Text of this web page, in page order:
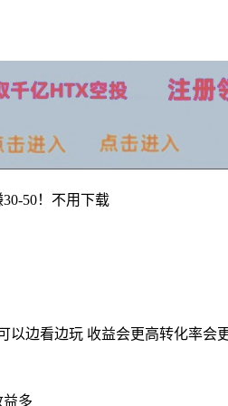
50！不用下载
以边看边玩 收益会更高转化率会
益多